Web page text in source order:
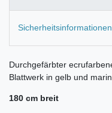
Durchgefärbter
Blattwerk in gelb und
180 cm breit